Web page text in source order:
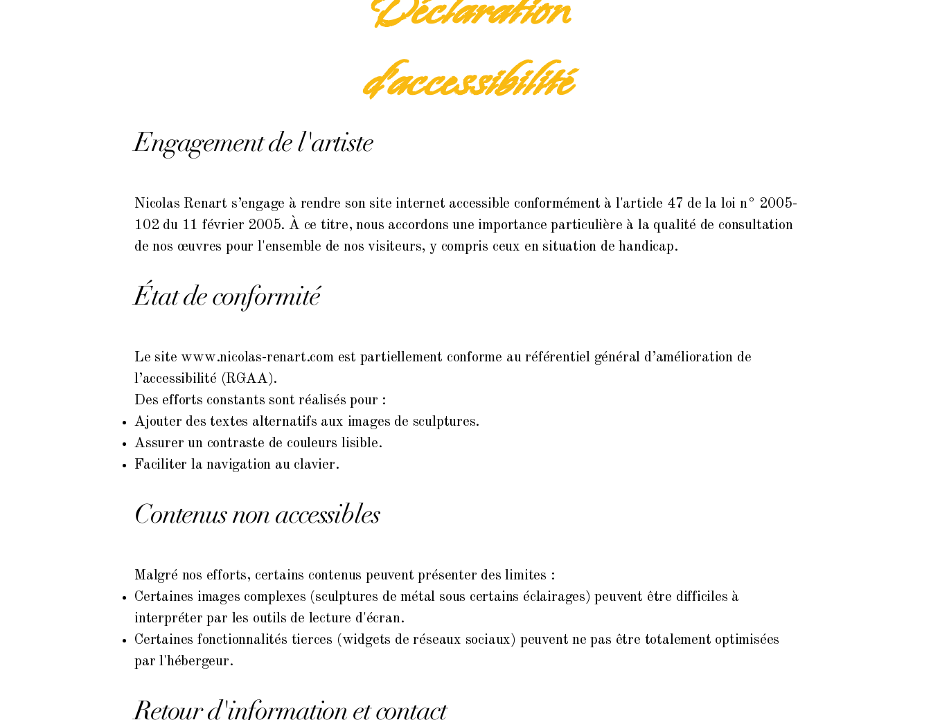
d'accessibilité
Engagement de l'artiste
Nicolas Renart s’engage à rendre son site internet accessible conformément à l'article 47 de la loi n° 2005-
102 du 11 février 2005. À ce titre, nous accordons une importance particulière à la qualité de consultation
de nos œuvres pour l'ensemble de nos visiteurs, y compris ceux en situation de handicap.
État de conformité
Le sitewww.nicolas-renart.comest partiellement conforme au référentiel général d’amélioration de
l’accessibilité (RGAA).
Des efforts constants sont réalisés pour :
Ajouter des textes alternatifs aux images de sculptures.
Assurer un contraste de couleurs lisible.
Faciliter la navigation au clavier.
Contenus non accessibles
Malgré nos efforts, certains contenus peuvent présenter des limites :
Certaines images complexes (sculptures de métal sous certains éclairages) peuvent être difficiles à
interpréter par les outils de lecture d'écran.
Certaines fonctionnalités tierces (widgets de réseaux sociaux) peuvent ne pas être totalement optimisées
par l'hébergeur.
Retour d'information et contact